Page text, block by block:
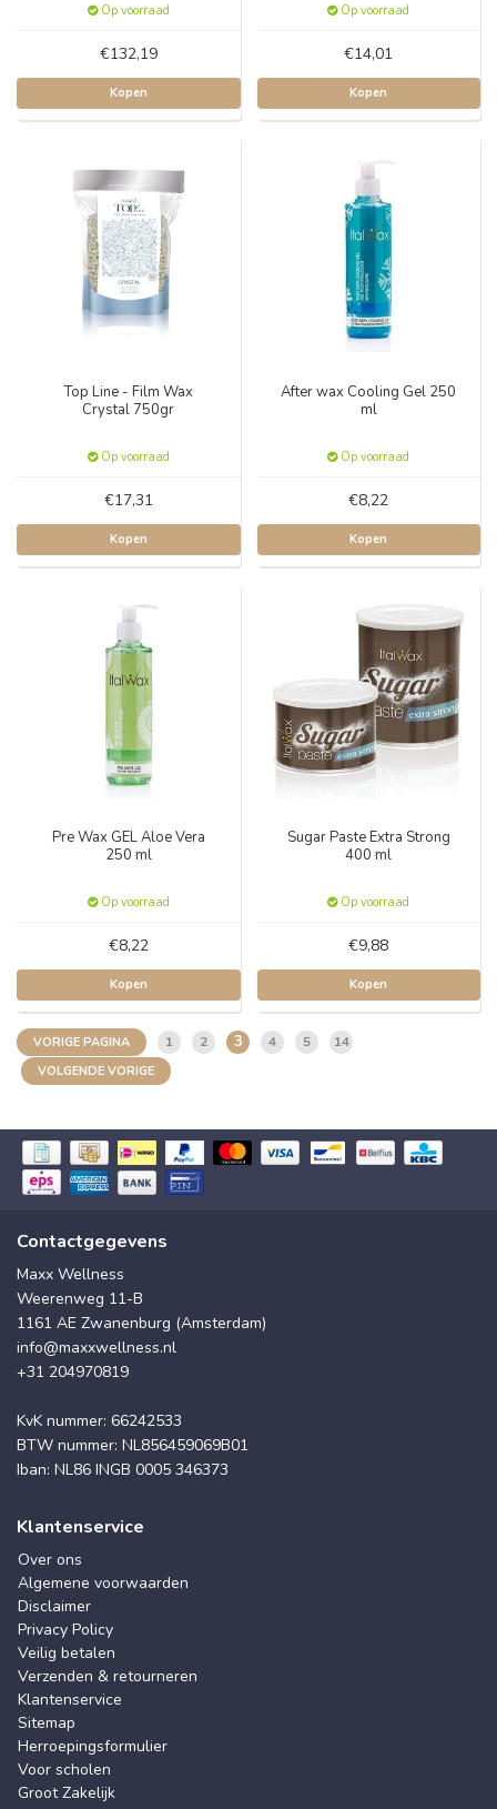
Op voorraad
€132,19
Kopen
Op voorraad
€14,01
Kopen
Top Line - Film Wax
Crystal 750gr
Op voorraad
€17,31
Kopen
After wax Cooling Gel 250
ml
Op voorraad
€8,22
Kopen
Pre Wax GEL Aloe Vera
250 ml
Op voorraad
€8,22
Kopen
Sugar Paste Extra Strong
400 ml
Op voorraad
€9,88
Kopen
VORIGE PAGINA 1 2 3 4 5 14
VOLGENDE VORIGE
Contactgegevens
Maxx Wellness
Weerenweg 11-B
1161 AE Zwanenburg (Amsterdam)
info@maxxwellness.nl
+31 204970819
KvK nummer: 66242533
BTW nummer: NL856459069B01
Iban: NL86 INGB 0005 346373
Klantenservice
Over ons
Algemene voorwaarden
Disclaimer
Privacy Policy
Veilig betalen
Verzenden & retourneren
Klantenservice
Sitemap
Herroepingsformulier
Voor scholen
Groot Zakelijk